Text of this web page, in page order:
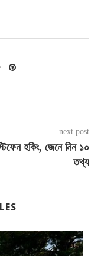
next post
হকিং, জেনে নিন ১০
তথ্য